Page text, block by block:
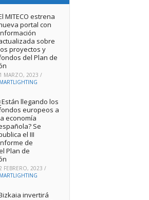
MITECO estrena
portal con
sobre
proyectos y
del Plan de
MARZO, 2023 /
llegando los
europeos a
economía
Se
el III
de
Plan de
FEBRERO, 2023 /
invertirá